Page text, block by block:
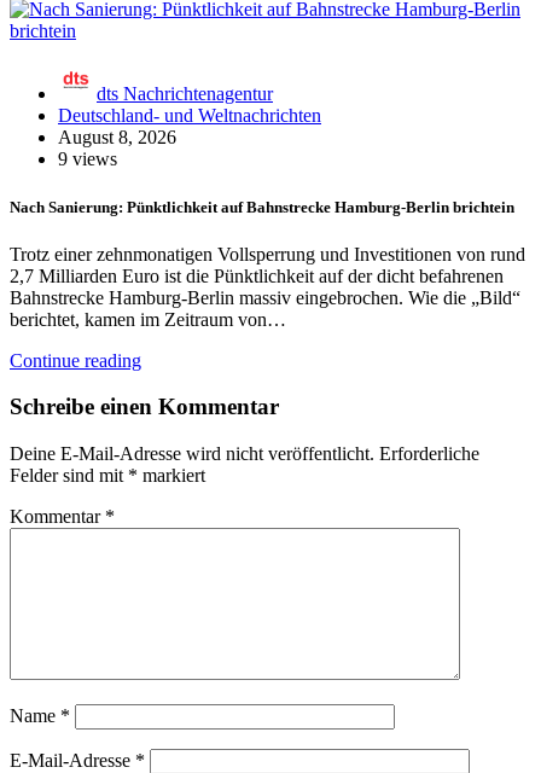
dts Nachrichtenagentur
Deutschland- und Weltnachrichten
August 8, 2026
9 views
Nach Sanierung: Pünktlichkeit auf Bahnstrecke Hamburg-Berlin brichtein
Trotz einer zehnmonatigen Vollsperrung und Investitionen von rund
2,7 Milliarden Euro ist die Pünktlichkeit auf der dicht befahrenen
Bahnstrecke Hamburg-Berlin massiv eingebrochen. Wie die „Bild“
berichtet, kamen im Zeitraum von…
Continue reading
Schreibe einen Kommentar
Deine E-Mail-Adresse wird nicht veröffentlicht. Erforderliche
Felder sind mit * markiert
Kommentar *
Name *
E-Mail-Adresse *